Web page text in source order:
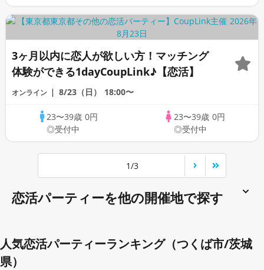
3ヶ月以内に恋人が欲しい方！マッチング
体験ができる1dayCoupLink♪【恋活】
オンライン 8/23（日） 18:00〜
23〜39歳0円
◎受付中
23〜39歳 0円
◎受付中
1/3
恋活パーティーを他の開催地で探す
人気恋活パーティーランキング（つくば市/茨城
県）